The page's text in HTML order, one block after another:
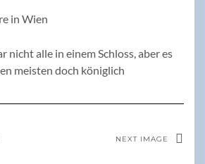
nicht alle in einem Schloss, aber es
meisten doch königlich
NEXT IMAGE